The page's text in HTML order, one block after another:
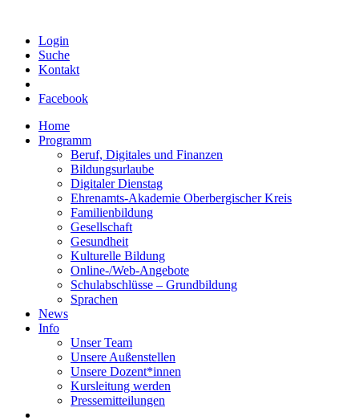
Login
Suche
Kontakt
Facebook
Home
Programm
Beruf, Digitales und Finanzen
Bildungsurlaube
Digitaler Dienstag
Ehrenamts-Akademie Oberbergischer Kreis
Familienbildung
Gesellschaft
Gesundheit
Kulturelle Bildung
Online-/Web-Angebote
Schulabschlüsse – Grundbildung
Sprachen
News
Info
Unser Team
Unsere Außenstellen
Unsere Dozent*innen
Kursleitung werden
Pressemitteilungen